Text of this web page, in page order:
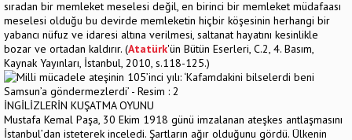
sıradan bir memleket meselesi değil, en birinci bir memleket müdafaası
meselesi olduğu bu devirde memleketin hiçbir köşesinin herhangi bir
yabancı nüfuz ve idaresi altına verilmesi, saltanat hayatını kesinlikle
bozar ve ortadan kaldırır. (Atatürk'ün Bütün Eserleri, C.2, 4. Basım,
Kaynak Yayınları, İstanbul, 2010, s.118-125.)
İNGİLİZLERİN KUŞATMA OYUNU
Mustafa Kemal Paşa, 30 Ekim 1918 günü imzalanan ateşkes antlaşmasını
İstanbul’dan isteterek inceledi. Şartların ağır olduğunu gördü. Ülkenin